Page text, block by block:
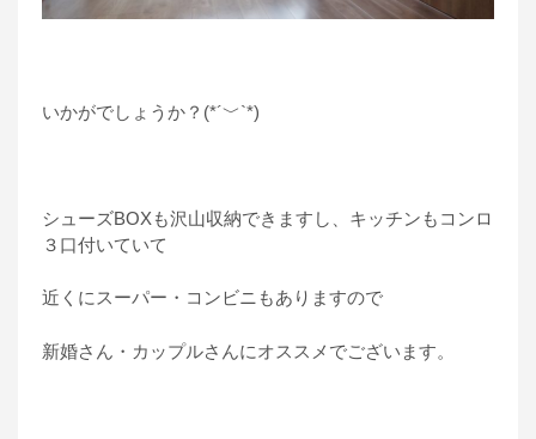
いかがでしょうか？(*´﹀`*)
シューズBOXも沢山収納できますし、キッチンもコンロ
３口付いていて
近くにスーパー・コンビニもありますので
新婚さん・カップルさんにオススメでございます。